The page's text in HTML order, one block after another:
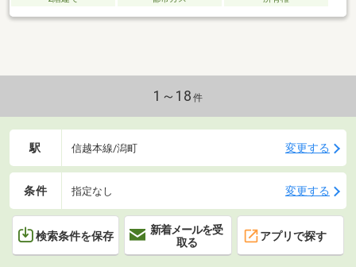
1～18 件
駅 信越本線/潟町 変更する
条件 指定なし 変更する
検索条件を保存
新着メールを受
取る
アプリで探す